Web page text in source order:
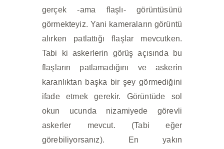
gerçek -ama flaşlı- görüntüsünü
görmekteyiz. Yani kameraların görüntü
alırken patlattığı flaşlar mevcutken.
Tabi ki askerlerin görüş açısında bu
flaşların patlamadığını ve askerin
karanlıktan başka bir şey görmediğini
ifade etmek gerekir. Görüntüde sol
okun ucunda nizamiyede görevli
askerler mevcut. (Tabi eğer
görebiliyorsanız). En yakın